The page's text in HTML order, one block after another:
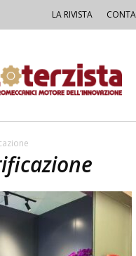
LA RIVISTA